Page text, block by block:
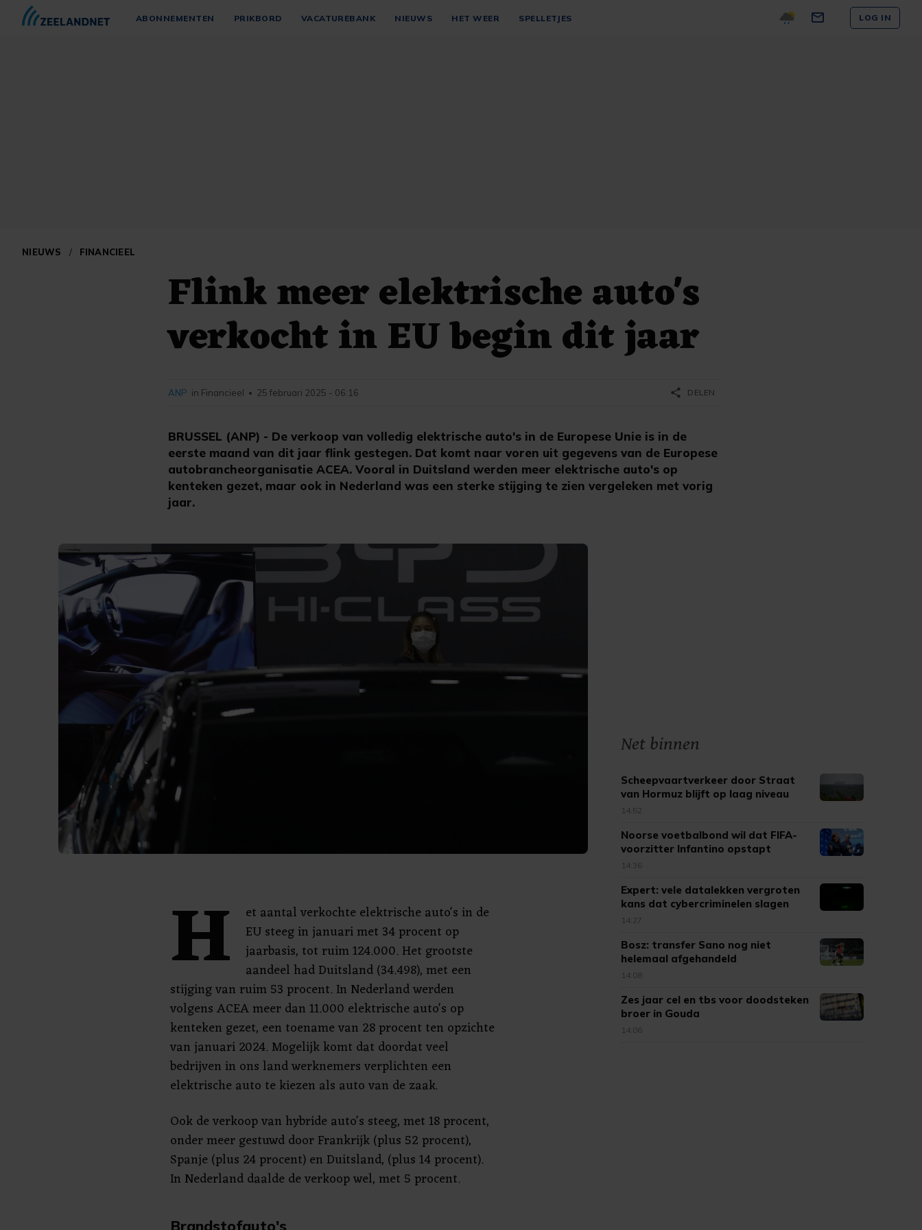
ABONNEMENTEN PRIKBORD VACATUREBANK NIEUWS HET WEER SPELLETJES LOG IN
NIEUWS / FINANCIEEL
Flink meer elektrische auto's
verkocht in EU begin dit jaar
BRUSSEL (ANP) - De verkoop van volledig elektrische auto's in de Europese Unie is in de
eerste maand van dit jaar flink gestegen. Dat komt naar voren uit gegevens van de Europese
autobrancheorganisatie ACEA. Vooral in Duitsland werden meer elektrische auto's op
kenteken gezet, maar ook in Nederland was een sterke stijging te zien vergeleken met vorig
jaar.
ANP in Financieel • 25 februari 2025 - 06:16 share DELEN
H
et aantal verkochte elektrische auto's in de
EU steeg in januari met 34 procent op
jaarbasis, tot ruim 124.000. Het grootste
aandeel had Duitsland (34.498), met een
stijging van ruim 53 procent. In Nederland werden
volgens ACEA meer dan 11.000 elektrische auto's op
kenteken gezet, een toename van 28 procent ten opzichte
van januari 2024. Mogelijk komt dat doordat veel
bedrijven in ons land werknemers verplichten een
elektrische auto te kiezen als auto van de zaak.
Ook de verkoop van hybride auto's steeg, met 18 procent,
onder meer gestuwd door Frankrijk (plus 52 procent),
Spanje (plus 24 procent) en Duitsland, (plus 14 procent).
In Nederland daalde de verkoop wel, met 5 procent.
Brandstofauto's
Net binnen
Scheepvaartverkeer door Straat
van Hormuz blijft op laag niveau
14:52
Noorse voetbalbond wil dat FIFA-
voorzitter Infantino opstapt
14:36
Expert: vele datalekken vergroten
kans dat cybercriminelen slagen
14:27
Bosz: transfer Sano nog niet
helemaal afgehandeld
14:08
Zes jaar cel en tbs voor doodsteken
broer in Gouda
14:06